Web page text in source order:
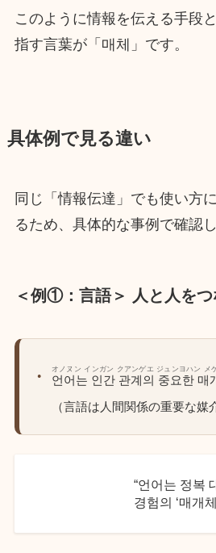
このように情報を伝える手段
指す言葉が「매체」です。
具体例で見る違い
同じ「情報伝達」でも使い方
るため、具体的な事例で確認
＜例①：言語＞ 人と人をつ
언어는 인간 관계의 중요한 매
オノヌン インガン クアンゲエ ジュンヨハン メ
（言語は人間関係の重要な媒
“언어는 정복
경험의 ‘매개